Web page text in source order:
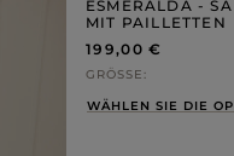
ESMERALDA -
MIT PAILLETTEN
199,00 €
GRÖSSE
WÄHLEN SIE DIE